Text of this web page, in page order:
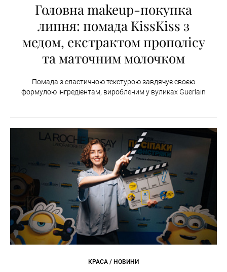
Головна makeup-покупка
липня: помада KissKiss з
медом, екстрактом прополісу
та маточним молочком
Помада з еластичною текстурою завдячує своєю
формулою інгредієнтам, виробленим у вуликах Guerlain
КРАСА / НОВИНИ